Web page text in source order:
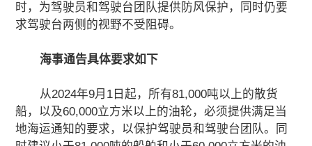
联系我们
时，为驾驶员和驾驶台团队提供防风保护，同时仍要
求驾驶台两侧的视野不受阻碍。
海事通告具体要求如下
从2024年9月1日起，所有81,000吨以上的散货
船，以及60,000立方米以上的油轮，必须提供满足当
地海运通知的要求，以保护驾驶员和驾驶台团队。同